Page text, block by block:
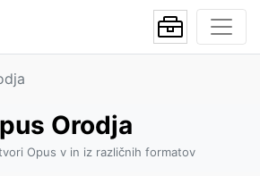
Orodja
Opus v in iz različnih formatov